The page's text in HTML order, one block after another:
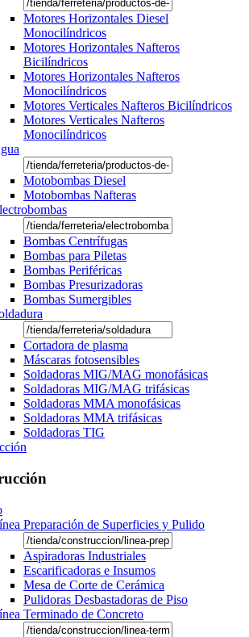
Motores Horizontales Diesel
Monocilíndricos
Motores Horizontales Nafteros
Bicilíndricos
Motores Horizontales Nafteros
Monocilíndricos
Motores Verticales Nafteros Bicilíndricos
Motores Verticales Nafteros
Monocilíndricos
Motobombas Diesel
Motobombas Nafteras
Bombas Centrífugas
Bombas para Piletas
Bombas Periféricas
Bombas Presurizadoras
Bombas Sumergibles
Cortadora de plasma
Máscaras fotosensibles
Soldadoras MIG/MAG monofásicas
Soldadoras MIG/MAG trifásicas
Soldadoras MMA monofásicas
Soldadoras MMA trifásicas
Soldadoras TIG
Preparación de Superficies y Pulido
Aspiradoras Industriales
Escarificadoras e Insumos
Mesa de Corte de Cerámica
Pulidoras Desbastadoras de Piso
Terminado de Concreto